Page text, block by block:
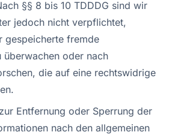
§§ 8 bis 10 TDDDG sind wir
jedoch nicht verpflichtet,
gespeicherte fremde
überwachen oder nach
die auf eine rechtswidrige
Entfernung oder Sperrung der
nach den allgemeinen